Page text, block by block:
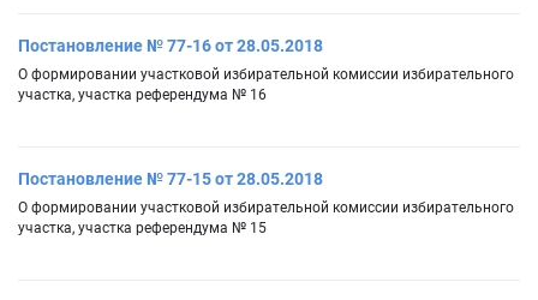
Постановление № 77-16 от 28.05.2018
О формировании участковой избирательной комиссии избирательного
участка, участка референдума № 16
Постановление № 77-15 от 28.05.2018
О формировании участковой избирательной комиссии избирательного
участка, участка референдума № 15